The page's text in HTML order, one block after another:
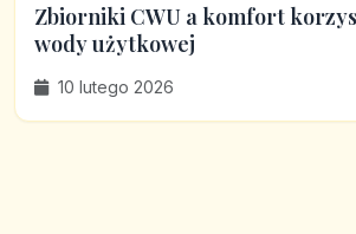
Zbiorniki CWU a komfort
wody użytkowej
10 lutego 2026